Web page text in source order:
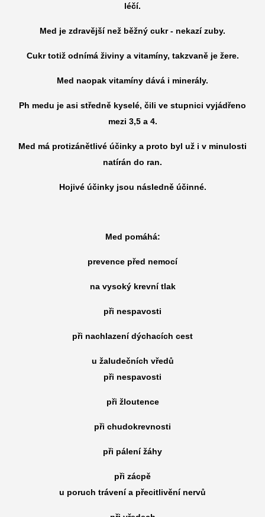
léčí.
Med je zdravější než běžný cukr - nekazí zuby.
Cukr totiž odnímá živiny a vitamíny, takzvaně je žere.
Med naopak vitamíny dává i minerály.
Ph medu je asi středně kyselé, čili ve stupnici vyjádřeno
mezi 3,5 a 4.
Med má protizánětlivé účinky a proto byl už i v minulosti
natírán do ran.
Hojivé účinky jsou následně účinné.
Med pomáhá:
prevence před nemocí
na vysoký krevní tlak
při nespavosti
při nachlazení dýchacích cest
u žaludečních vředů
při nespavosti
při žloutence
při chudokrevnosti
při pálení žáhy
při zácpě
u poruch trávení a přecitlivění nervů